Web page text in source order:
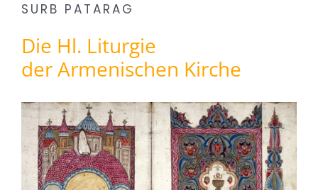
SURB PATARAG
Die Hl. Liturgie
der Armenischen Kirche